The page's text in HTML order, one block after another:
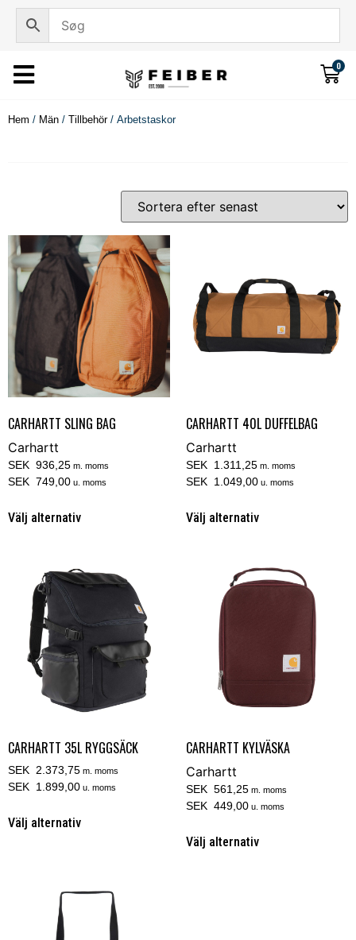
0
Hem / Män / Tillbehör/ Arbetstaskor
CARHARTT SLING BAG
Carhartt
SEK 936,25 m. moms
SEK 749,00 u. moms
Välj alternativ
CARHARTT 40L DUFFELBAG
Carhartt
SEK 1.311,25 m. moms
SEK 1.049,00 u. moms
Välj alternativ
CARHARTT 35L RYGGSÄCK
SEK 2.373,75 m. moms
SEK 1.899,00 u. moms
Välj alternativ
CARHARTT KYLVÄSKA
Carhartt
SEK 561,25 m. moms
SEK 449,00 u. moms
Välj alternativ